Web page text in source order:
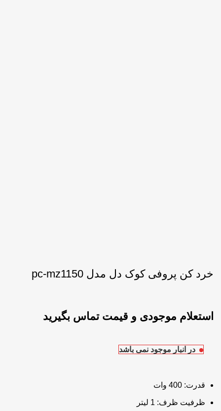
خرد کن پروفی کوک دل مدل pc-mz1150
در انبار موجود نمی باشد
قدرت: 400 وات
ظرفیت ظرف: 1 لیتر